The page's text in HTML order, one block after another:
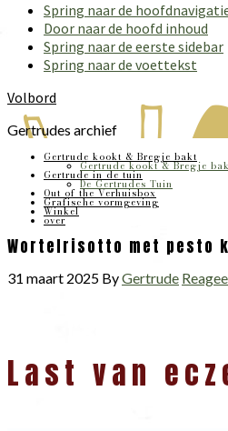
deze
website
Spring naar de
Door naar de hoofd inhoud
Spring naar de eerste sidebar
Spring naar de voettekst
Volbord
Gertrudes archief
Gertrude kookt & Bregje bakt
Gertrude kookt & Bregje
Gertrude in de tuin
De Gertrudes Tuin
Out of the Verhuisbox
Grafische vormgeving
Winkel
over
Wortelrisotto met pesto
31 maart 2025 ByGertrude
Interacties
Last van